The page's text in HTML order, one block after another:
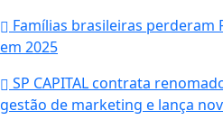
Famílias brasileiras perderam
em 2025
SP CAPITAL contrata
gestão de marketing e lança